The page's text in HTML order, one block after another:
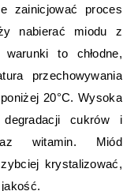
zainicjować proces
nabierać miodu z
to chłodne,
przechowywania
20°C. Wysoka
degradacji cukrów i
witamin. Miód
krystalizować,